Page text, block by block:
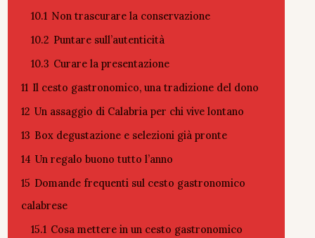
10.1 Non trascurare la conservazione
10.2 Puntare sull’autenticità
10.3 Curare la presentazione
11 Il cesto gastronomico, una tradizione del dono
12 Un assaggio di Calabria per chi vive lontano
13 Box degustazione e selezioni già pronte
14 Un regalo buono tutto l’anno
15 Domande frequenti sul cesto gastronomico
calabrese
15.1 Cosa mettere in un cesto gastronomico